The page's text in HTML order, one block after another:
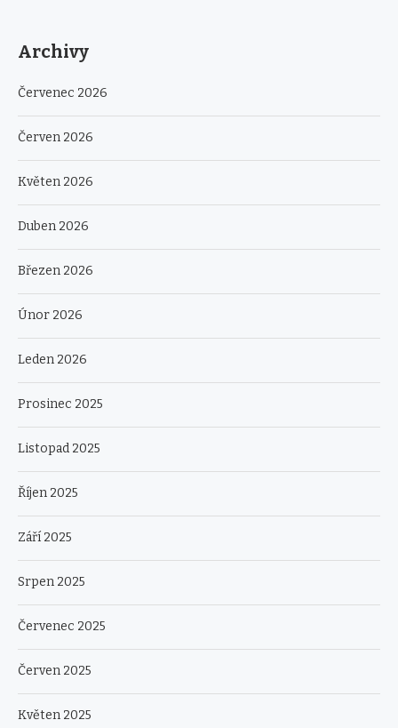
Archivy
Červenec 2026
Červen 2026
Květen 2026
Duben 2026
Březen 2026
Únor 2026
Leden 2026
Prosinec 2025
Listopad 2025
Říjen 2025
Září 2025
Srpen 2025
Červenec 2025
Červen 2025
Květen 2025